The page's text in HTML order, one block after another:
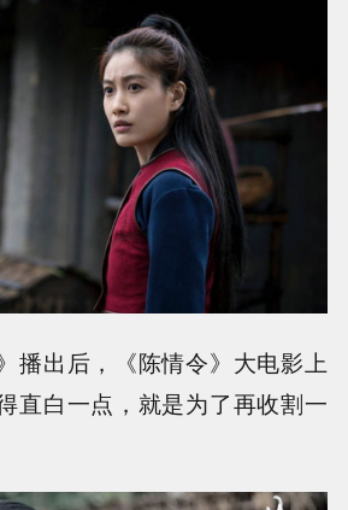
播出后，《陈情令》大电影上
直白一点，就是为了再收割一